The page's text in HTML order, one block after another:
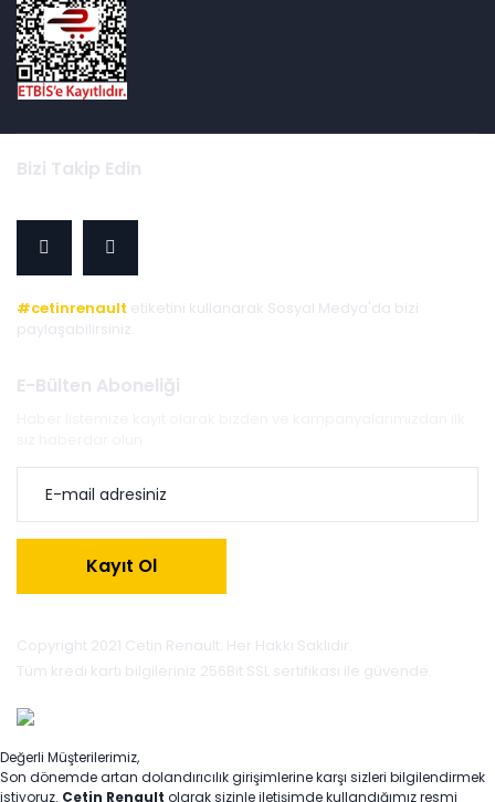
Bizi Takip Edin
#cetinrenault etiketini kullanarak Sosyal Medya'da bizi
paylaşabilirsiniz.
E-Bülten Aboneliği
Kayıt Ol
Copyright 2021 Cetin Renault. Her Hakkı Saklıdır.
Tüm kredi kartı bilgileriniz 256Bit SSL sertifikası ile güvende.
Değerli Müşterilerimiz,
Son dönemde artan dolandırıcılık girişimlerine karşı sizleri bilgilendirmek
istiyoruz. Çetin Renault olarak sizinle iletişimde kullandığımız resmi